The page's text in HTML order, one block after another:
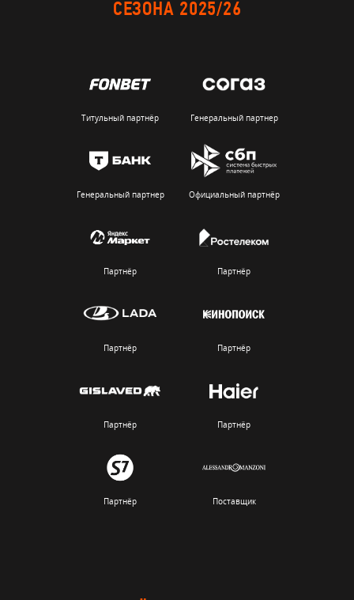
СЕЗОНА 2025/26
Титульный партнёр Генеральный партнер
Генеральный партнер Официальный партнёр
Партнёр Партнёр
Партнёр Партнёр
Партнёр Партнёр
Партнёр Поставщик